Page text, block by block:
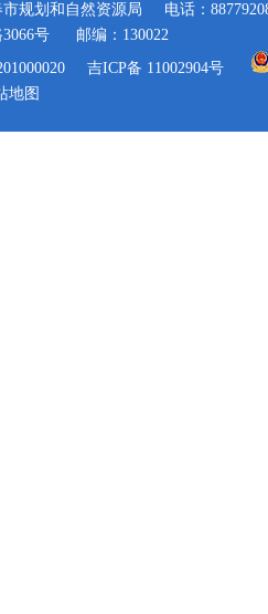
规划和自然资源局
电话：
号
邮编：130022
吉ICP备 11002904号
地图